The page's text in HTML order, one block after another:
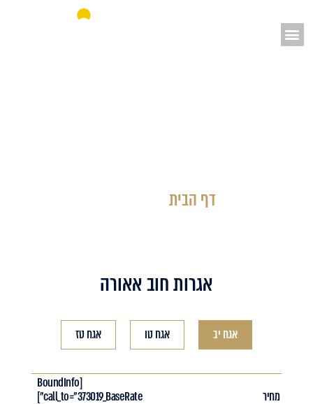
דף הבית
אגרות חוב אאורה
אגח יב אגח טו אגח טז
מחיר
[BoundInfo
call_to="373019_BaseRate"]